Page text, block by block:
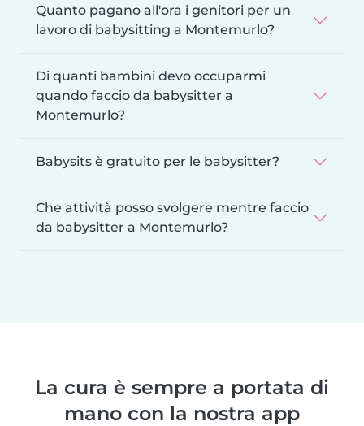
Quanto pagano all'ora i genitori per un
lavoro di babysitting a Montemurlo?
Di quanti bambini devo occuparmi
quando faccio da babysitter a
Montemurlo?
Babysits è gratuito per le babysitter?
Che attività posso svolgere mentre faccio
da babysitter a Montemurlo?
La cura è sempre a portata di
mano con la nostra app